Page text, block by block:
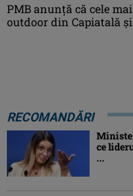
PMB anunță că cele
outdoor din Capiatală
RECOMANDĂRI
ce
...